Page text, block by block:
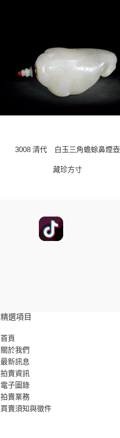
3008 清代 白玉三角蟾蜍鼻煙壺
藏珍方寸
精選項目
首頁
關於我們
最新訊息
拍賣資訊
電子圖錄
拍賣業務
買賣須知與徵件